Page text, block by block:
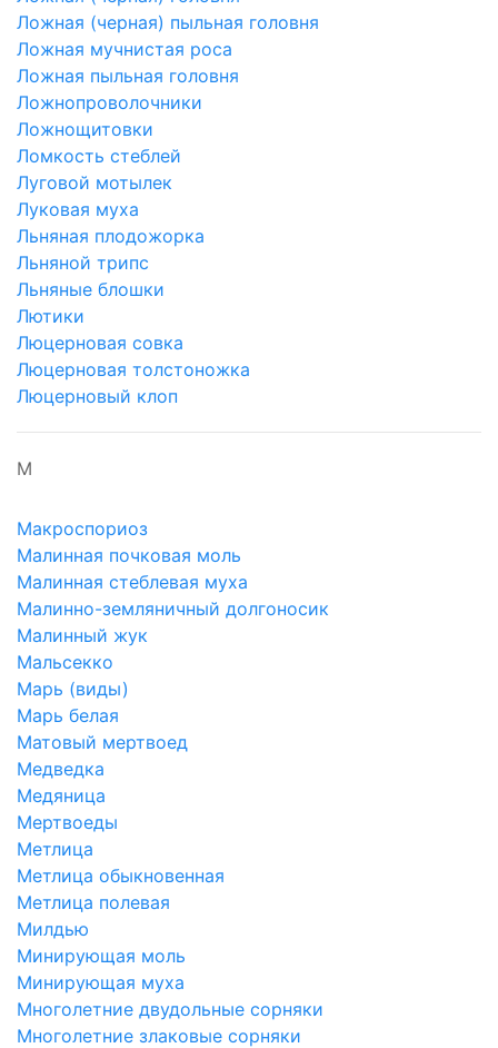
Ложная (черная) пыльная головня
Ложная мучнистая роса
Ложная пыльная головня
Ложнопроволочники
Ложнощитовки
Ломкость стеблей
Луговой мотылек
Луковая муха
Льняная плодожорка
Льняной трипс
Льняные блошки
Лютики
Люцерновая совка
Люцерновая толстоножка
Люцерновый клоп
М
Макроспориоз
Малинная почковая моль
Малинная стеблевая муха
Малинно-земляничный долгоносик
Малинный жук
Мальсекко
Марь (виды)
Марь белая
Матовый мертвоед
Медведка
Медяница
Мертвоеды
Метлица
Метлица обыкновенная
Метлица полевая
Милдью
Минирующая моль
Минирующая муха
Многолетние двудольные сорняки
Многолетние злаковые сорняки